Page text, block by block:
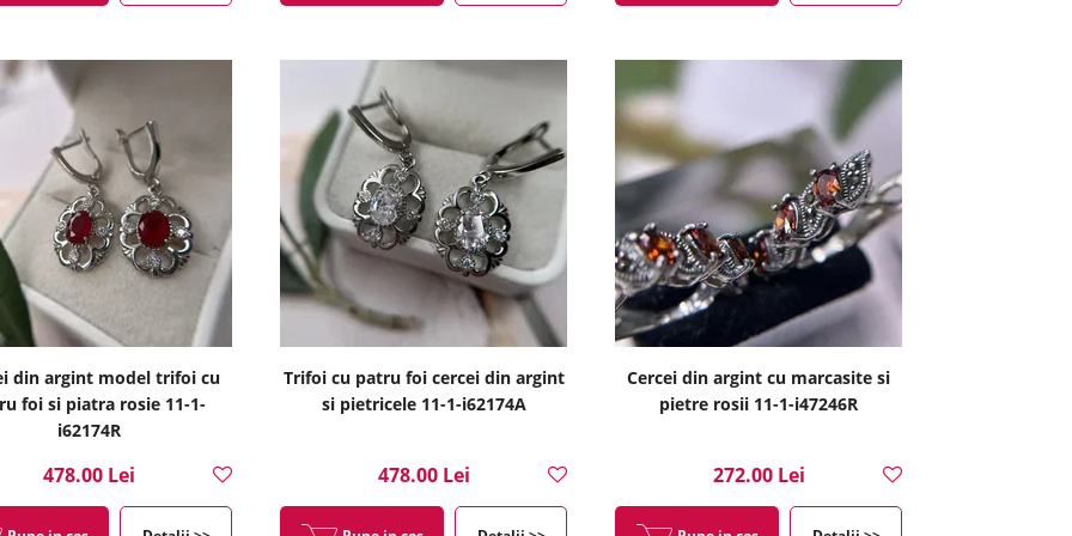
din argint model trifoi cu
foi si piatra rosie 11-1-
i62174R
478.00 Lei
Trifoi cu patru foi cercei din argint
si pietricele 11-1-i62174A
478.00 Lei
Cercei din argint cu marcasite si
pietre rosii 11-1-i47246R
272.00 Lei